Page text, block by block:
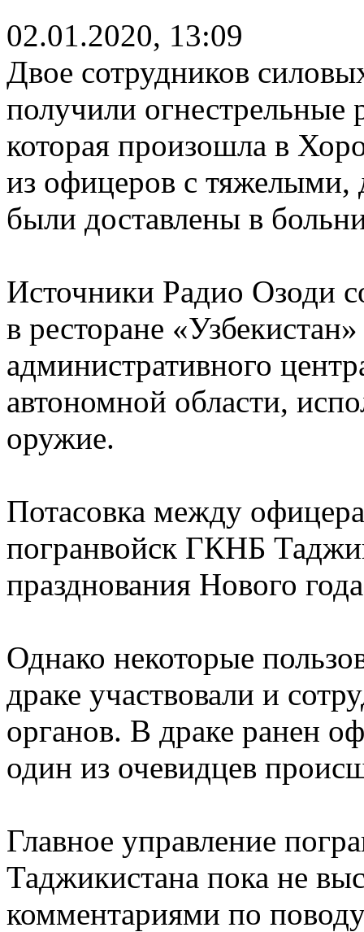
02.01.2020, 13:09
Двое сотрудников
получили огнестрельные
которая произошла в
из офицеров с тяжелыми,
были доставлены в
Источники Радио Озоди
в ресторане
административного
автономной области,
оружие.
Потасовка между
погранвойск ГКНБ
празднования Нового
Однако некоторые
драке участвовали и
органов. В драке ранен
один из очевидцев
Главное управление
Таджикистана пока не
комментариями по